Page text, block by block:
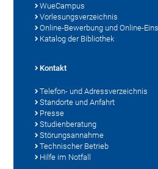
WueCampus
Vorlesungsverzeichnis
Online-Bewerbung und Online-
Katalog der Bibliothek
Kontakt
Telefon- und Adressverzeichnis
Standorte und Anfahrt
Presse
Studienberatung
Störungsannahme
Technischer Betrieb
Hilfe im Notfall